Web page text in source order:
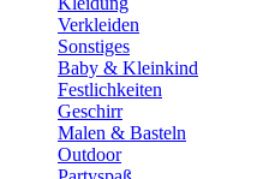
Verkleiden
Sonstiges
Baby & Kleinkind
Festlichkeiten
Geschirr
Malen & Basteln
Outdoor